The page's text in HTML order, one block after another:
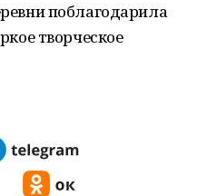
поблагодарила
творческое